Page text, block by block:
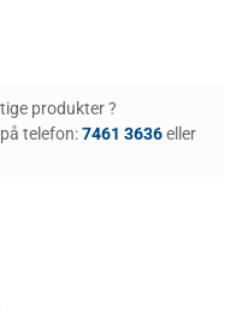
produkter ?
telefon:7461 3636eller